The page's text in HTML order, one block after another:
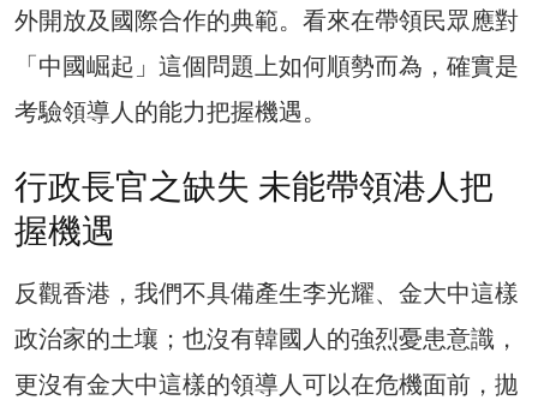
外開放及國際合作的典範。看來在帶領民眾應對
「中國崛起」這個問題上如何順勢而為，確實是
考驗領導人的能力把握機遇。
行政長官之缺失 未能帶領港人把
握機遇
反觀香港，我們不具備產生李光耀、金大中這樣
政治家的土壤；也沒有韓國人的強烈憂患意識，
更沒有金大中這樣的領導人可以在危機面前，拋